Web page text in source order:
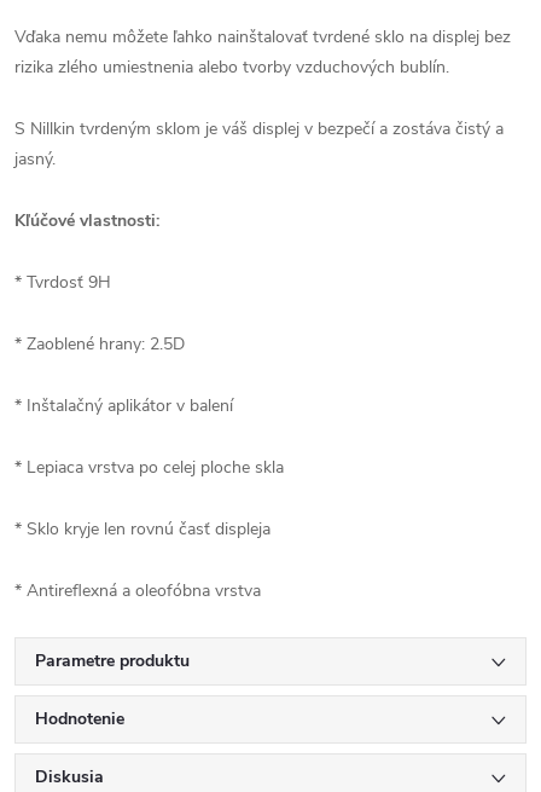
Vďaka nemu môžete ľahko nainštalovať tvrdené sklo na displej bez
rizika zlého umiestnenia alebo tvorby vzduchových bublín.
S Nillkin tvrdeným sklom je váš displej v bezpečí a zostáva čistý a
jasný.
Kľúčové vlastnosti:
* Tvrdosť 9H
* Zaoblené hrany: 2.5D
* Inštalačný aplikátor v balení
* Lepiaca vrstva po celej ploche skla
* Sklo kryje len rovnú časť displeja
* Antireflexná a oleofóbna vrstva
Parametre produktu
Hodnotenie
Diskusia